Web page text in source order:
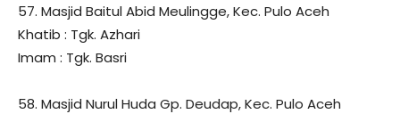
57. Masjid Baitul Abid Meulingge, Kec. Pulo Aceh
Khatib : Tgk. Azhari
Imam : Tgk. Basri
58. Masjid Nurul Huda Gp. Deudap, Kec. Pulo Aceh